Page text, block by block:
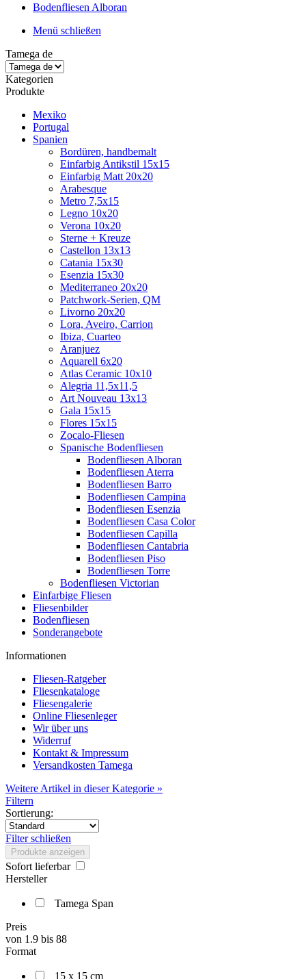
Bodenfliesen Alboran
Menü schließen
Tamega de
Kategorien
Produkte
Mexiko
Portugal
Spanien
Bordüren, handbemalt
Einfarbig Antikstil 15x15
Einfarbig Matt 20x20
Arabesque
Metro 7,5x15
Legno 10x20
Verona 10x20
Sterne + Kreuze
Castellon 13x13
Catania 15x30
Esenzia 15x30
Mediterraneo 20x20
Patchwork-Serien, QM
Livorno 20x20
Lora, Aveiro, Carrion
Ibiza, Cuarteo
Aranjuez
Aquarell 6x20
Atlas Ceramic 10x10
Alegria 11,5x11,5
Art Nouveau 13x13
Gala 15x15
Flores 15x15
Zocalo-Fliesen
Spanische Bodenfliesen
Bodenfliesen Alboran
Bodenfliesen Aterra
Bodenfliesen Barro
Bodenfliesen Campina
Bodenfliesen Esenzia
Bodenfliesen Casa Color
Bodenfliesen Capilla
Bodenfliesen Cantabria
Bodenfliesen Piso
Bodenfliesen Torre
Bodenfliesen Victorian
Einfarbige Fliesen
Fliesenbilder
Bodenfliesen
Sonderangebote
Informationen
Fliesen-Ratgeber
Fliesenkataloge
Fliesengalerie
Online Fliesenleger
Wir über uns
Widerruf
Kontakt & Impressum
Versandkosten Tamega
Weitere Artikel in dieser Kategorie »
Filtern
Sortierung:
Filter schließen
Produkte anzeigen
Sofort lieferbar
Hersteller
Tamega Span
Preis
von 1.9 bis 88
Format
15 x 15 cm